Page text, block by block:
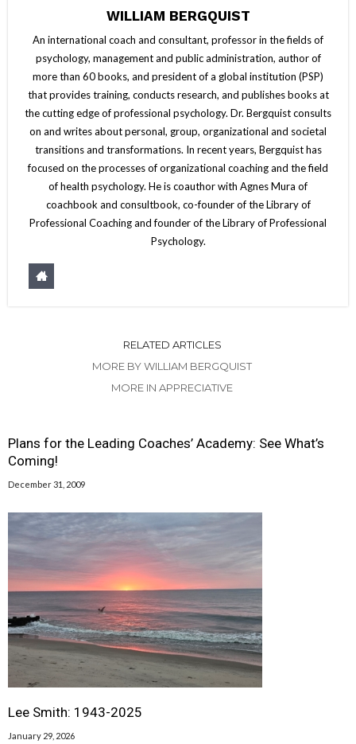
WILLIAM BERGQUIST
An international coach and consultant, professor in the fields of
psychology, management and public administration, author of
more than 60 books, and president of a global institution (PSP)
that provides training, conducts research, and publishes books at
the cutting edge of professional psychology. Dr. Bergquist consults
on and writes about personal, group, organizational and societal
transitions and transformations. In recent years, Bergquist has
focused on the processes of organizational coaching and the field
of health psychology. He is coauthor with Agnes Mura of
coachbook and consultbook, co-founder of the Library of
Professional Coaching and founder of the Library of Professional
Psychology.
RELATED ARTICLES
MORE BY WILLIAM BERGQUIST
MORE IN APPRECIATIVE
Plans for the Leading Coaches’ Academy: See What’s
Coming!
December 31, 2009
Lee Smith: 1943-2025
January 29, 2026